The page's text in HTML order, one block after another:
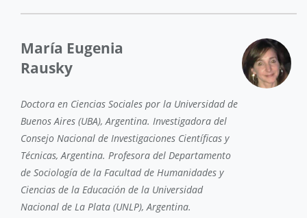
María Eugenia
Rausky
Doctora en Ciencias Sociales por la Universidad de
Buenos Aires (UBA), Argentina. Investigadora del
Consejo Nacional de Investigaciones Científicas y
Técnicas, Argentina. Profesora del Departamento
de Sociología de la Facultad de Humanidades y
Ciencias de la Educación de la Universidad
Nacional de La Plata (UNLP), Argentina.